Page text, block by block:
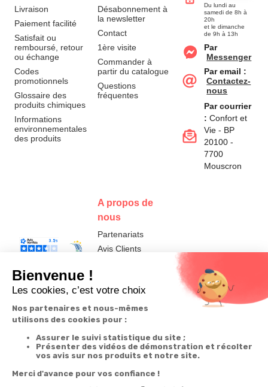
Livraison
Paiement facilité
Satisfait ou
remboursé, retour
ou échange
Codes
promotionnels
Glossaire des
produits chimiques
Informations
environnementales
des produits
Désabonnement à
la newsletter
Contact
1ère visite
Commander à
partir du catalogue
Questions
fréquentes
A propos de
nous
Partenariats
Avis Clients
Du lundi au
samedi de 8h à
20h
et le dimanche
de 9h à 13h
Par
Messenger
Par email :
Contactez-
nous
Par courrier
: Confort et
Vie - BP
20100 -
7700
Mouscron
Données
personnelles et
cookies
Paramétrer
les cookies
Mentions
légales
Conditions
générales de